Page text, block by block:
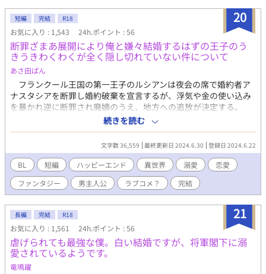
20
短編 完結 R18
お気に入り : 1,543 24h.ポイント : 56
断罪ざまあ展開により俺と嫌々結婚するはずの王子のう
きうきわくわくが全く隠し切れていない件について
あさ田ぱん
フランクール王国の第一王子のルシアンは夜会の席で婚約者ア
ナスタシアを断罪し婚約破棄を宣言するが、浮気や金の使い込み
を暴かれ逆に断罪され廃嫡のうえ、地方への追放が決定する。
ルシアンに長年思いを寄せていた、優秀な金庫番の男、ジルベー
ルは国王陛下より、使い込みをしたルシアンと結婚してルシアン
を見張るよう命令を受ける。 ルシアンは異性愛者だからと男同
士の結婚に抵抗し、この結婚を『罰』だというのだが、何故かと
っても楽しそうに夫夫生活の決め事を立案してくる。 断罪ざまあ
された美形の王子様攻め×真面目で優秀な金庫番だけどちょっと
鈍感受け ※異世界ですが魔法はありません ※R18は後半※でお知
らせします
続きを読む
文字数 36,559 最終更新日 2024.6.30 登録日 2024.6.22
BL 短編 ハッピーエンド 異世界 溺愛
恋愛
ファンタジー
男主人公 ラブコメ？ 完結
21
長編 完結 R18
お気に入り : 1,561 24h.ポイント : 56
虐げられても最強な僕。白い結婚ですが、将軍閣下に溺
愛されているようです。
竜鳴躍